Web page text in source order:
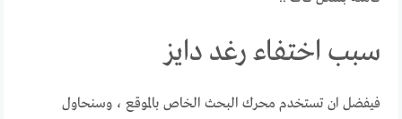
سبب اختفاء رغد دايز
فيفضل ان تستخدم محرك البحث الخاص بالموقع ، وسنحاول